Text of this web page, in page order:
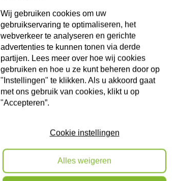
Wat kost isolatie in
De kosten van isolatie zijn afhankelijk van
De isolatiemethode
De materiaalkeuze
Uw type woning
Over het algemeen geldt: hoe groter het
– maar ook hoe groter de besparing op
altijd een vrijblijvende offerte op maat,
Wij gebruiken cookies om uw
gebruikservaring te optimaliseren, het
webverkeer te analyseren en gerichte
advertenties te kunnen tonen via derde
partijen. Lees meer over hoe wij cookies
gebruiken en hoe u ze kunt beheren door op
"Instellingen" te klikken. Als u akkoord gaat
met ons gebruik van cookies, klikt u op
"Accepteren”.
Cookie instellingen
Alles weigeren